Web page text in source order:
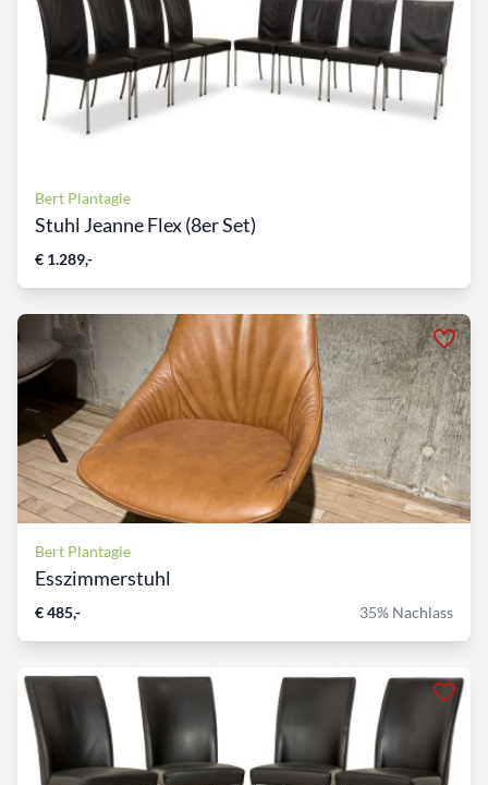
Bert Plantagie
Stuhl Jeanne Flex (8er Set)
€ 1.289,-
Bert Plantagie
Esszimmerstuhl
€ 485,- 35% Nachlass